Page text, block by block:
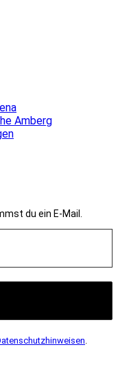
Amberg
du ein E-Mail.